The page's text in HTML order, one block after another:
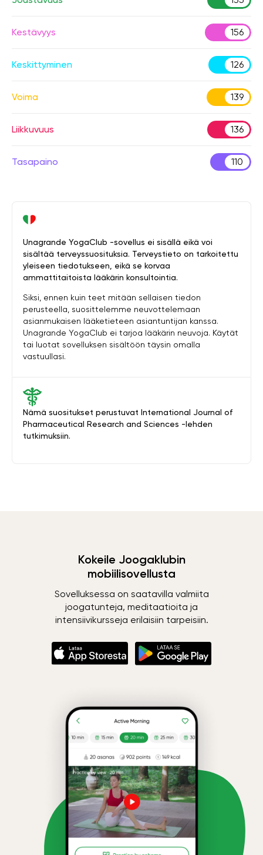
Kestävyys 156
Keskittyminen 126
Voima 139
Liikkuvuus 136
Tasapaino 110
Nämä suositukset perustuvat International Journal of
Pharmaceutical Research and Sciences -lehden
tutkimuksiin.
Unagrande YogaClub -sovellus ei sisällä eikä voi
sisältää terveyssuosituksia. Terveystieto on tarkoitettu
yleiseen tiedotukseen, eikä se korvaa
ammattitaitoista lääkärin konsultointia.
Siksi, ennen kuin teet mitään sellaisen tiedon
perusteella, suosittelemme neuvottelemaan
asianmukaisen lääketieteen asiantuntijan kanssa.
Unagrande YogaClub ei tarjoa lääkärin neuvoja. Käytät
tai luotat sovelluksen sisältöön täysin omalla
vastuullasi.
Kokeile Joogaklubin
mobiilisovellusta
Sovelluksessa on saatavilla valmiita
joogatunteja, meditaatioita ja
intensiivikursseja erilaisiin tarpeisiin.